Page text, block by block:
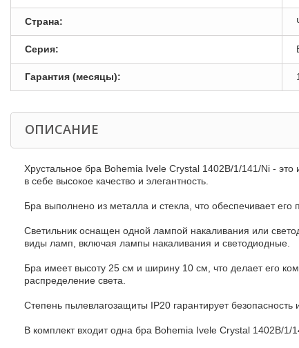
Страна:
Серия:
Гарантия (месяцы):
ОПИСАНИЕ
Хрустальное бра Bohemia Ivele Crystal 1402B/1/141/Ni -
в себе высокое качество и элегантность.
Бра выполнено из металла и стекла, что обеспечивает
Светильник оснащен одной лампой накаливания или
виды ламп, включая лампы накаливания и светодиодные.
Бра имеет высоту 25 см и ширину 10 см, что делает его
распределение света.
Степень пылевлагозащиты IP20 гарантирует безопасность
В комплект входит одна бра Bohemia Ivele Crystal 1402B/1/